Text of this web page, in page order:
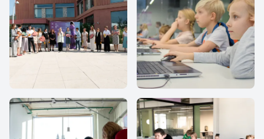
IThub school IThub school